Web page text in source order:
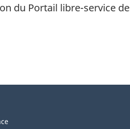
du Portail libre-service